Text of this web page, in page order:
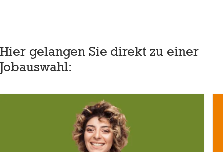
Hier gelangen Sie direkt zu einer
Jobauswahl: